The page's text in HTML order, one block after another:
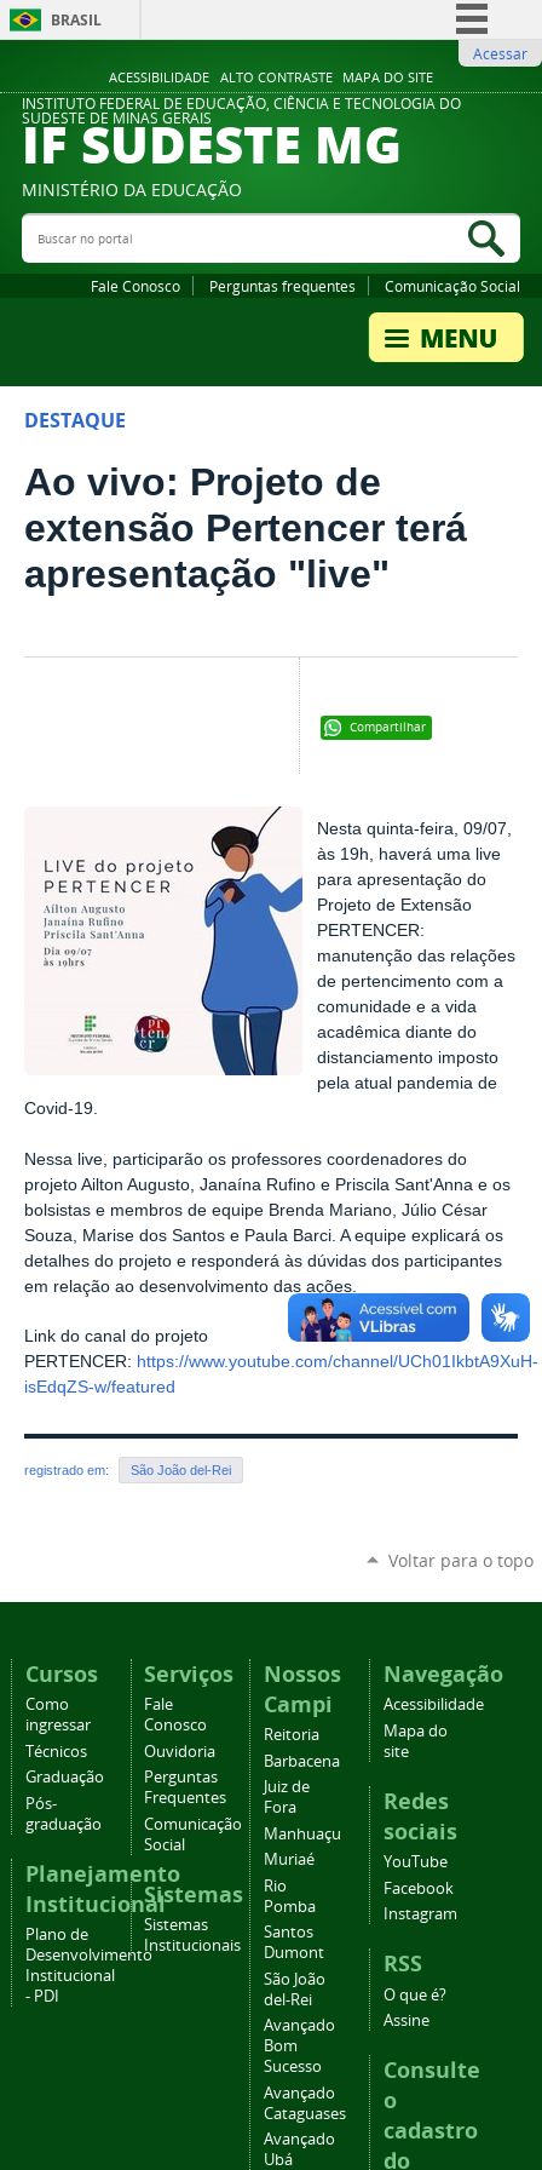
ACESSIBILIDADE ALTO CONTRASTE MAPA DO SITE
BRASIL
Comunica BR
Participe
Legislação
Acessar
INSTITUTO FEDERAL DE EDUCAÇÃO, CIÊNCIA E TECNOLOGIA DO
SUDESTE DE MINAS GERAIS
IF SUDESTE MG
MINISTÉRIO DA EDUCAÇÃO
Buscar no portal
Fale Conosco Perguntas frequentes Comunicação Social
DESTAQUE
Ao vivo: Projeto de
extensão Pertencer terá
apresentação "live"
Compartilhar
Nesta quinta-feira, 09/07,
às 19h, haverá uma live
para apresentação do
Projeto de Extensão
PERTENCER:
manutenção das relações
de pertencimento com a
comunidade e a vida
acadêmica diante do
distanciamento imposto
pela atual pandemia de
Covid-19.
Nessa live, participarão os professores coordenadores do
projeto Ailton Augusto, Janaína Rufino e Priscila Sant'Anna e os
bolsistas e membros de equipe Brenda Mariano, Júlio César
Souza, Marise dos Santos e Paula Barci. A equipe explicará os
detalhes do projeto e responderá às dúvidas dos participantes
em relação ao desenvolvimento das ações.
Link do canal do projeto
PERTENCER: https://www.youtube.com/channel/UCh01IkbtA9XuH-
isEdqZS-w/featured
registrado em: São João del-Rei
Voltar para o topo
Cursos
Como
ingressar
Técnicos
Graduação
Pós-
graduação
Planejamento
Institucional
Plano de
Desenvolvimento
Institucional
- PDI
Serviços
Fale
Conosco
Ouvidoria
Perguntas
Frequentes
Comunicação
Social
Sistemas
Sistemas
Institucionais
Nossos
Campi
Reitoria
Barbacena
Juiz de
Fora
Manhuaçu
Muriaé
Rio
Pomba
Santos
Dumont
São João
del-Rei
Avançado
Bom
Sucesso
Avançado
Cataguases
Avançado
Ubá
Navegação
Acessibilidade
Mapa do
site
Redes
sociais
YouTube
Facebook
Instagram
RSS
O que é?
Assine
Consulte
o
cadastro
do